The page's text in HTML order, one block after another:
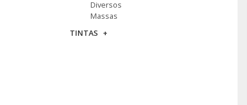
Diversos
Massas
TINTAS